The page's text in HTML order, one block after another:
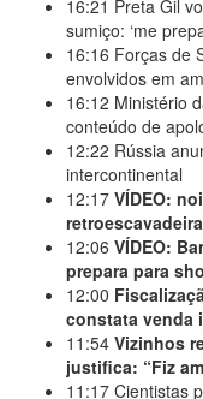
16:21 Preta Gil
sumiço: ‘me
16:16 Forças de
envolvidos em
16:12 Ministério
conteúdo de
12:22 Rússia
intercontinental
12:17 VÍDEO:
12:06 VÍDEO:
prepara para
12:00
constata venda
11:54 Vizinhos
justifica: “Fiz
11:17 Cientistas